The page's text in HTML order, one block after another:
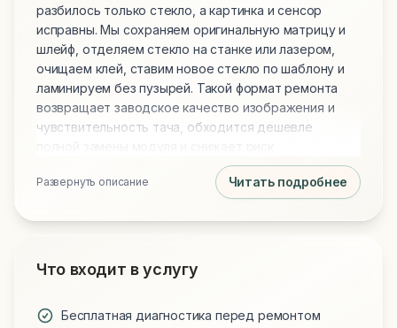
разбилось только стекло, а картинка и сенсор
исправны. Мы сохраняем оригинальную матрицу и
шлейф, отделяем стекло на станке или лазером,
очищаем клей, ставим новое стекло по шаблону и
ламинируем без пузырей. Такой формат ремонта
возвращает заводское качество изображения и
чувствительность тача, обходится дешевле
несовместимости, характерный для копий
дисплеев.
Развернуть описание Читать подробнее
Что входит в услугу
Бесплатная диагностика перед ремонтом